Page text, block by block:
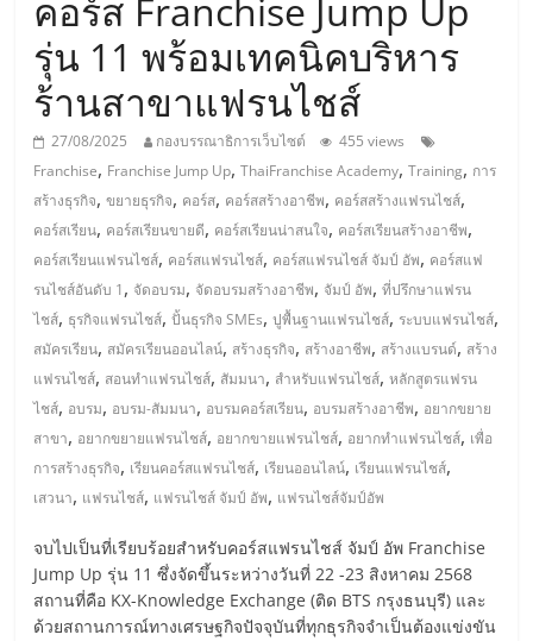
ส
เอ็
มอี
ไทย,
SMEs,
แฟ
รน
ไชส์,
ที่
ปรึกษา
คอร์ส Franchise Jump Up
รุ่น 11 พร้อมเทคนิคบริหาร
ร้านสาขาแฟรนไชส์
27/08/2025 กองบรรณาธิการเว็บไซต์
455 views
Franchise, Franchise Jump Up,ThaiFranchise Academy,Training, การ
สร้างธุรกิจ,ขยายธุรกิจ, คอร์ส, คอร์สสร้างอาชีพ, คอร์สสร้างแฟรนไชส์,
คอร์สเรียน, คอร์สเรียนขายดี, คอร์สเรียนน่าสนใจ, คอร์สเรียนสร้างอาชีพ,
คอร์สเรียนแฟรนไชส์, คอร์สแฟรนไชส์, คอร์สแฟรนไชส์ จัมป์ อัพ, คอร์สแฟ
รนไชส์อันดับ 1, จัดอบรม, จัดอบรมสร้างอาชีพ, จัมป์ อัพ,ที่ปรึกษาแฟรน
ไชส์, ธุรกิจแฟรนไชส์,ปั้นธุรกิจ SMEs,ปูพื้นฐานแฟรนไชส์, ระบบแฟรนไชส์,
สมัครเรียน, สมัครเรียนออนไลน์, สร้างธุรกิจ, สร้างอาชีพ, สร้างแบรนด์, สร้าง
แฟรนไชส์, สอนทำแฟรนไชส์, สัมมนา, สำหรับแฟรนไชส์,หลักสูตรแฟรน
ไชส์, อบรม, อบรม-สัมมนา, อบรมคอร์สเรียน, อบรมสร้างอาชีพ, อยากขยาย
สาขา, อยากขยายแฟรนไชส์, อยากขายแฟรนไชส์, อยากทำแฟรนไชส์, เพื่อ
การสร้างธุรกิจ, เรียนคอร์สแฟรนไชส์, เรียนออนไลน์, เรียนแฟรนไชส์,
เสวนา, แฟรนไชส์, แฟรนไชส์ จัมป์ อัพ, แฟรนไชส์จัมป์อัพ
จบไปเป็นที่เรียบร้อยสำหรับคอร์สแฟรนไชส์ จัมป์ อัพ Franchise
Jump Up รุ่น 11 ซึ่งจัดขึ้นระหว่างวันที่ 22 -23 สิงหาคม 2568
สถานที่คือ KX-Knowledge Exchange (ติด BTS กรุงธนบุรี) และ
ด้วยสถานการณ์ทางเศรษฐกิจปัจจุบันที่ทุกธุรกิจจำเป็นต้องแข่งขัน